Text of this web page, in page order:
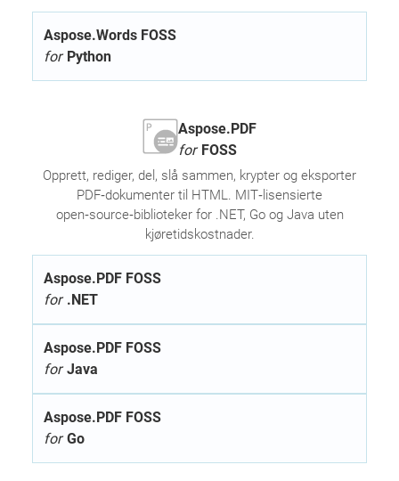
Aspose.Words FOSS
forPython
Aspose.PDF
forFOSS
Opprett, rediger, del, slå sammen, krypter og eksporter
PDF‑dokumenter til HTML. MIT‑lisensierte
open‑source‑biblioteker for .NET, Go og Java uten
kjøretidskostnader.
Aspose.PDF FOSS
for.NET
Aspose.PDF FOSS
forJava
Aspose.PDF FOSS
forGo